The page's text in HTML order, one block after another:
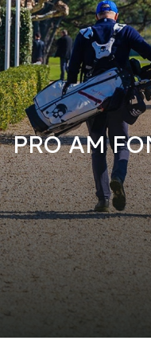
PRO AM